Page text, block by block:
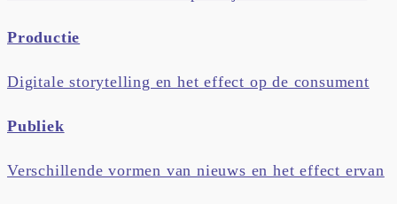
Productie
Digitale storytelling en het effect op de consument
Publiek
Verschillende vormen van nieuws en het effect ervan